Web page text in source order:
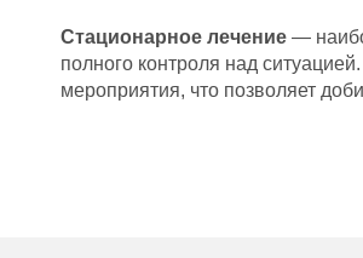
Стационарное лечение —
полного контроля над
мероприятия, что позволяет